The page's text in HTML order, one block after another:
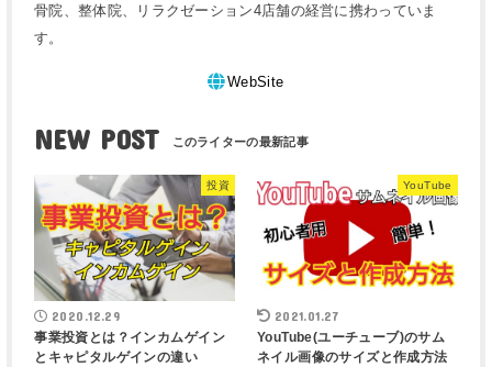
骨院、整体院、リラクゼーション4店舗の経営に携わっていま
す。
WebSite
NEW POST
投資
2020.12.29
事業投資とは？インカムゲイン
とキャピタルゲインの違い
YouTube
2021.01.27
YouTube(ユーチューブ)のサム
ネイル画像のサイズと作成方法